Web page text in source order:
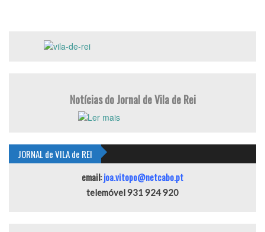
Notícias do Jornal de Vila de Rei
JORNAL de VILA de REI
email:joa.vitopo@netcabo.pt
telemóvel 931 924 920